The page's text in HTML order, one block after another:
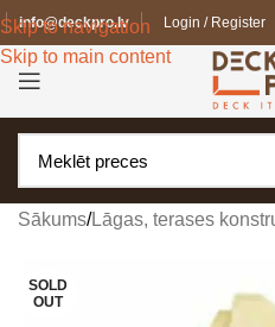
Skip to navigation
Skip to main content
info@deckpro.lv Login / Register
Sākums/Lāgas, terases
SOLD
OUT